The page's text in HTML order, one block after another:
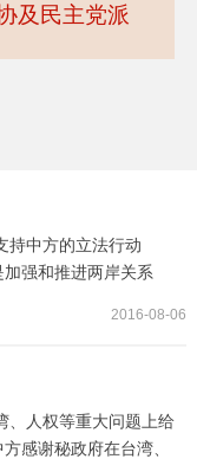
及民主党派
持中方的立法行动
加强和推进两岸关系
03-14 温家宝：
2016-08-06
、人权等重大问题上给
感谢秘政府在台湾、